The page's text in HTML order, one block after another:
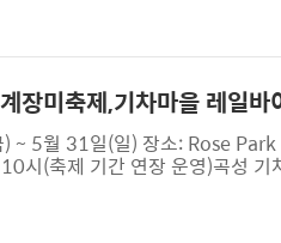
장미축제,기차마을 레일바
5월 31일(일) 장소: Rose
시(축제 기간 연장 운영)곡성
이 장미축제 마지막날 온통 거
제장하면 먹거리가 빠질수 없